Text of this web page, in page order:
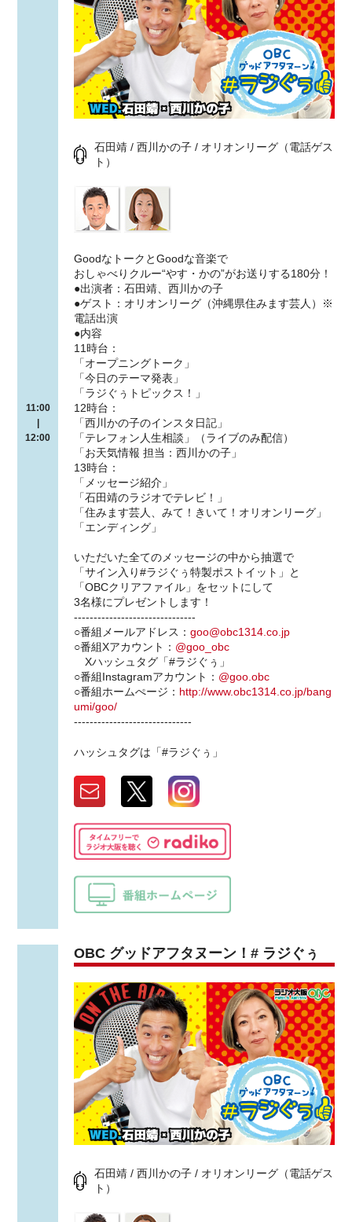
11:00
12:00
石田靖 / 西川かの子 / オリオンリーグ（電話ゲス
ト）
GoodなトークとGoodな音楽で
おしゃべりクルー“やす・かの”がお送りする180分！
●出演者：石田靖、西川かの子
●ゲスト：オリオンリーグ（沖縄県住みます芸人）※
電話出演
●内容
11時台：
「オープニングトーク」
「今日のテーマ発表」
「ラジぐぅトピックス！」
12時台：
「西川かの子のインスタ日記」
「テレフォン人生相談」（ライブのみ配信）
「お天気情報 担当：西川かの子」
13時台：
「メッセージ紹介」
「石田靖のラジオでテレビ！」
「住みます芸人、みて！きいて！オリオンリーグ」
「エンディング」
いただいた全てのメッセージの中から抽選で
「サイン入り#ラジぐぅ特製ポストイット」と
「OBCクリアファイル」をセットにして
3名様にプレゼントします！
-------------------------------
○番組メールアドレス：goo@obc1314.co.jp
○番組Xアカウント： @goo_obc
Xハッシュタグ「#ラジぐぅ」
○番組Instagramアカウント： @goo.obc
○番組ホームぺージ： http://www.obc1314.co.jp/bang
umi/goo/
------------------------------
ハッシュタグは「#ラジぐぅ」
OBC グッドアフタヌーン！# ラジぐぅ
石田靖 / 西川かの子 / オリオンリーグ（電話ゲス
ト）